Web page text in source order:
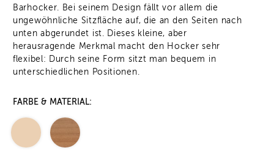
Barhocker. Bei seinem Design fällt vor allem die
ungewöhnliche Sitzfläche auf, die an den Seiten nach
unten abgerundet ist. Dieses kleine, aber
herausragende Merkmal macht den Hocker sehr
flexibel: Durch seine Form sitzt man bequem in
unterschiedlichen Positionen.
FARBE & MATERIAL: